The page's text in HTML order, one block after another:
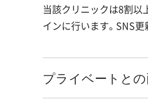
当該クリニックは8割以
インに行います。SNS
プライベートと